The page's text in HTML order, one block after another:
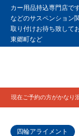
カー用品持込専門店で
などのサスペンション
取り付けお待ち致して
東郷町など
現在ご予約の方がかなり
四輪アライメント